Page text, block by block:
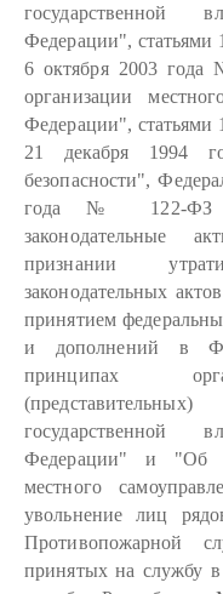
государственной
Федерации", статьями
6 октября 2003
организации
Федерации", статьями
21 декабря
безопасности",
года № 122-ФЗ
законодательные
признании
законодательных
принятием
и дополнений в
принципах
государственной
Федерации" и "Об
местного
увольнение лиц
Противопожарной
принятых на службу